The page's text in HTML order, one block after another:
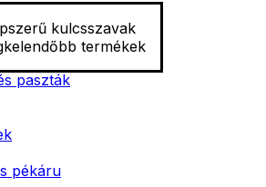
kulcsszavak
termékek
paszták
pékáru